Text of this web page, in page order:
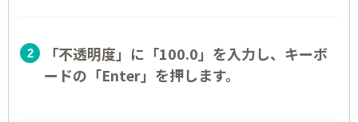
「不透明度」に「100.0」を入力し、キーボ
ードの「Enter」を押します。